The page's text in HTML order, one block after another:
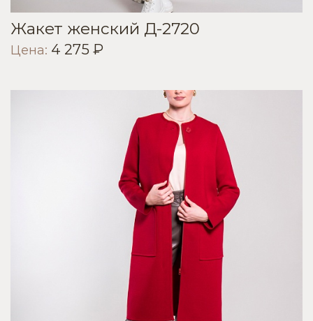
Жакет женский Д-2720
Цена: 4 275 ₽